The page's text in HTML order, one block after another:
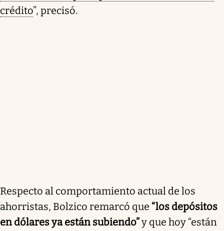
crédito”, precisó.
Respecto al comportamiento actual de los
ahorristas, Bolzico remarcó que “los depósitos
en dólares ya están subiendo”y que hoy “están